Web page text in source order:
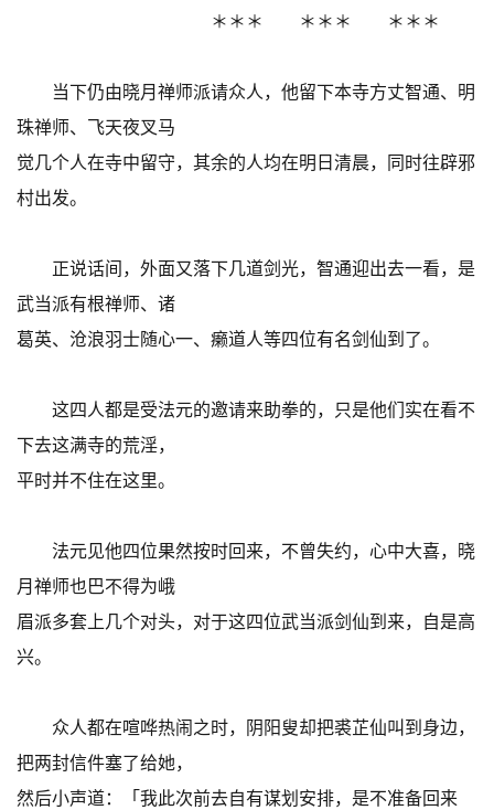
＊＊＊ ＊＊＊ ＊＊＊
当下仍由晓月禅师派请众人，他留下本寺方丈智通、明
珠禅师、飞天夜叉马
觉几个人在寺中留守，其余的人均在明日清晨，同时往辟邪
村出发。
正说话间，外面又落下几道剑光，智通迎出去一看，是
武当派有根禅师、诸
葛英、沧浪羽士随心一、癞道人等四位有名剑仙到了。
这四人都是受法元的邀请来助拳的，只是他们实在看不
下去这满寺的荒淫，
平时并不住在这里。
法元见他四位果然按时回来，不曾失约，心中大喜，晓
月禅师也巴不得为峨
眉派多套上几个对头，对于这四位武当派剑仙到来，自是高
兴。
众人都在喧哗热闹之时，阴阳叟却把裘芷仙叫到身边，
把两封信件塞了给她，
然后小声道：「我此次前去自有谋划安排，是不准备回来